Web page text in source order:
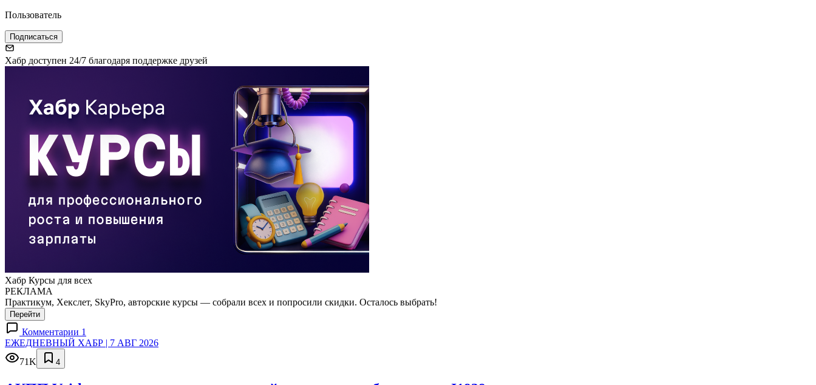
Пользователь
Подписаться
Хабр доступен 24/7 благодаря поддержке друзей
Хабр Курсы для всех
РЕКЛАМА
Практикум, Хекслет, SkyPro, авторские курсы — собрали всех и попросили скидки. Осталось выбрать!
Перейти
Комментарии 1
ЕЖЕДНЕВНЫЙ ХАБР | 7 АВГ 2026
71K
4